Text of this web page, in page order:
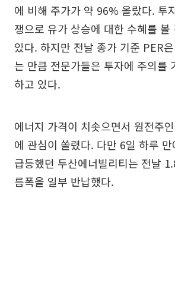
에 비해 주가가 약 96% 올랐다. 투
쟁으로 유가 상승에 대한 수혜를 볼
있다. 하지만 전날 종가 기준 PER
는 만큼 전문가들은 투자에 주의를
하고 있다.
에너지 가격이 치솟으면서 원전주
에 관심이 쏠렸다. 다만 6일 하루
급등했던 두산에너빌리티는 전날
름폭을 일부 반납했다.